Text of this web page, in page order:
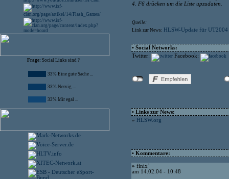
Frage: Social Links sind ?
33% Eine gute Sache ...
33% Nervig ...
33% Mir egal ...
4. F6 drücken um die Liste upzudaten.
Quelle:
Link zur News: HLSW-Update für UT2004
• Social Networks:
Twitter:
Facebook:
• Links zur News:
» HLSW.org
• Kommentare:
» finix`
am 14.02.04 - 10:48